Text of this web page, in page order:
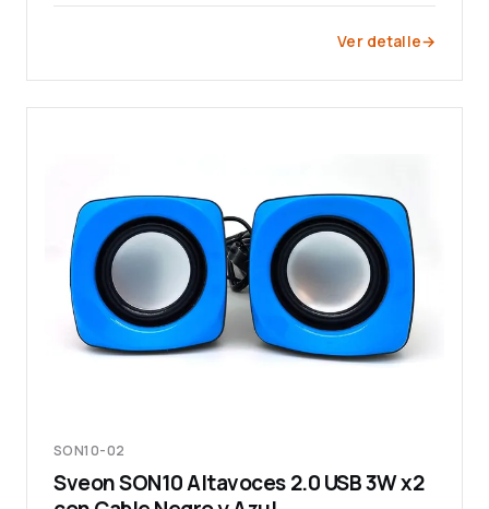
Ver detalle
SON10-02
Sveon SON10 Altavoces 2.0 USB 3W x2